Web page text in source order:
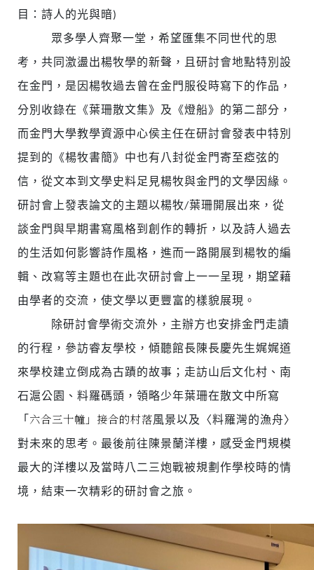
目：詩人的光與暗)
眾多學人齊聚一堂，希望匯集不同世代的思
考，共同激盪出楊牧學的新聲，且研討會地點特別設
在金門，是因楊牧過去曾在金門服役時寫下的作品，
分別收錄在《葉珊散文集》及《燈船》的第二部分，
而金門大學教學資源中心侯主任在研討會發表中特別
提到的《楊牧書簡》中也有八封從金門寄至瘂弦的
信，從文本到文學史料足見楊牧與金門的文學因緣。
研討會上發表論文的主題以楊牧/葉珊開展出來，從
談金門與早期書寫風格到創作的轉折，以及詩人過去
的生活如何影響詩作風格，進而一路開展到楊牧的編
輯、改寫等主題也在此次研討會上一一呈現，期望藉
由學者的交流，使文學以更豐富的樣貌展現。
除研討會學術交流外，主辦方也安排金門走讀
的行程，參訪睿友學校，傾聽館長陳長慶先生娓娓道
來學校建立倒成為古蹟的故事；走訪山后文化村、南
石滬公園、料羅碼頭，領略少年葉珊在散文中所寫
「 六合三十幢」接合的村落風景以及〈料羅灣的漁舟〉
對未來的思考。最後前往陳景蘭洋樓，感受金門規模
最大的洋樓以及當時八二三炮戰被規劃作學校時的情
境，結束一次精彩的研討會之旅。